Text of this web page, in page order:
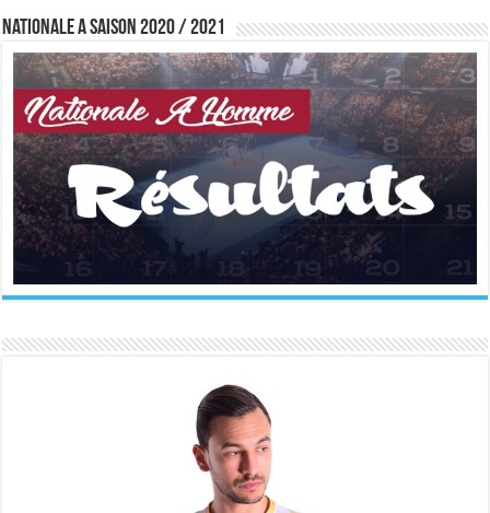
Nationale A saison 2020 / 2021